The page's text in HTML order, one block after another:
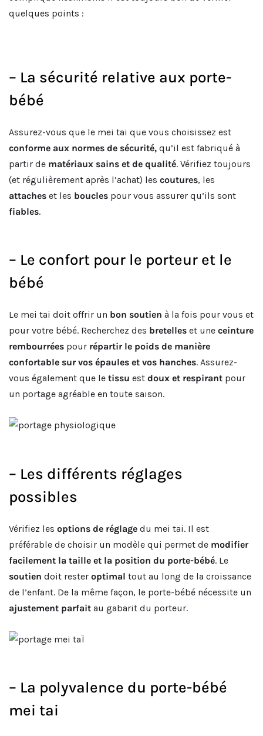
quelques points :
– La sécurité relative aux porte-
bébé
Assurez-vous que le mei tai que vous choisissez est
conforme aux normes de sécurité, qu’il est fabriqué à
partir de matériaux sains et de qualité. Vérifiez toujours
(et régulièrement après l’achat) les coutures, les
attaches et les boucles pour vous assurer qu’ils sont
fiables.
– Le confort pour le porteur et le
bébé
Le mei tai doit offrir un bon soutien à la fois pour vous et
pour votre bébé. Recherchez des bretelles et une ceinture
rembourrées pour répartir le poids de manière
confortable sur vos épaules et vos hanches. Assurez-
vous également que le tissu est doux et respirant pour
un portage agréable en toute saison.
– Les différents réglages
possibles
Vérifiez les options de réglage du mei tai. Il est
préférable de choisir un modèle qui permet de modifier
facilement la taille et la position du porte-bébé. Le
soutien doit rester optimal tout au long de la croissance
de l’enfant. De la même façon, le porte-bébé nécessite un
ajustement parfait au gabarit du porteur.
– La polyvalence du porte-bébé
mei tai